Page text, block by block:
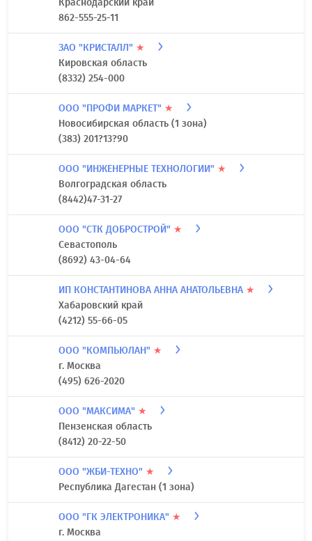
Краснодарский край
862-555-25-11
ЗАО "КРИСТАЛЛ" ★
Кировская область
(8332) 254-000
ООО "ПРОФИ МАРКЕТ" ★
Новосибирская область (1 зона)
(383) 201?13?90
ООО "ИНЖЕНЕРНЫЕ ТЕХНОЛОГИИ" ★
Волгоградская область
(8442)47-31-27
ООО "СТК ДОБРОСТРОЙ" ★
Севастополь
(8692) 43-04-64
ИП КОНСТАНТИНОВА АННА АНАТОЛЬЕВНА ★
Хабаровский край
(4212) 55-66-05
ООО "КОМПЬЮЛАН" ★
г. Москва
(495) 626-2020
ООО "МАКСИМА" ★
Пензенская область
(8412) 20-22-50
ООО "ЖБИ-ТЕХНО" ★
Республика Дагестан (1 зона)
ООО "ГК ЭЛЕКТРОНИКА" ★
г. Москва